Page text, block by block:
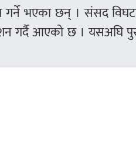
गर्ने भएका छन् । संसद
गर्दै आएको छ । यसअघि